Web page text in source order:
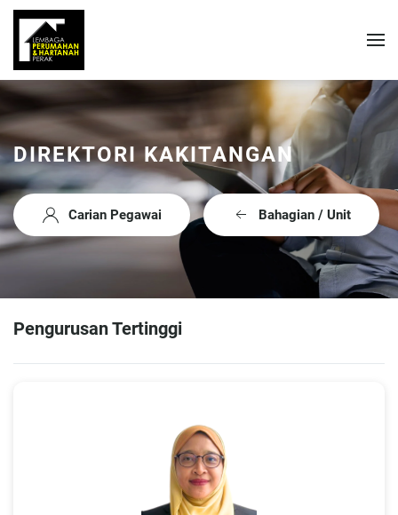
DIREKTORI KAKITANGAN
Carian Pegawai Bahagian / Unit
Pengurusan Tertinggi